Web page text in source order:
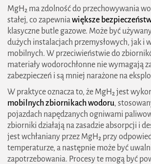
MgH₂ ma zdolność do przechowywania
stałej, co zapewniawiększe
klasyczne butle gazowe. Może być
dużych instalacjach przemysłowych, jak i
mobilnych. W przeciwieństwie do
materiały wodorochłonne nie wymagają
zabezpieczeń i są mniej narażone na
W praktyce oznacza to, że MgH₂ jest
mobilnych zbiornikach wodoru,
pojazdach napędzanych ogniwami
zbiorniki działają na zasadzie absorpcji i
jest wchłaniany przez MgH₂ przy
temperaturze, a następnie może być
zapotrzebowania. Procesy te mogą być